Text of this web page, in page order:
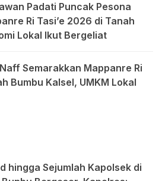
Padati Puncak Pesona
Ri Tasi’e 2026 di Tanah
Lokal Ikut Bergeliat
Semarakkan Mappanre Ri
Bumbu Kalsel, UMKM Lokal
hingga Sejumlah Kapolsek di